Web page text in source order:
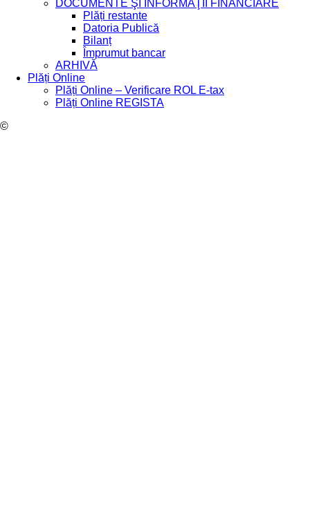
DOCUMENTE ŞI INFORMAŢII FINANCIARE
Plăți restante
Datoria Publică
Bilanț
Împrumut bancar
ARHIVĂ
Plăți Online
Plăți Online – Verificare ROL E-tax
Plăți Online REGISTA
©